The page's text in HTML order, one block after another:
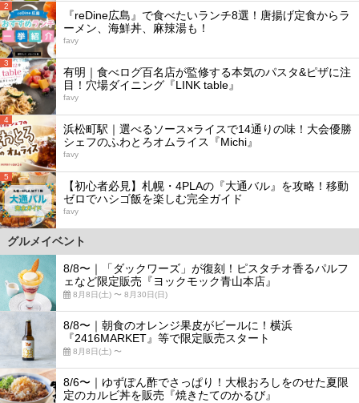
2
『reDine広島』で食べたいランチ8選！唐揚げ定食からラ
ーメン、海鮮丼、麻辣湯も！
favy
3
有明｜食べログ百名店が監修する本気のパスタ&ピザに注
目！穴場ダイニング『LINK table』
favy
4
浜松町駅｜選べるソース×ライスで14通りの味！大会優勝
シェフのふわとろオムライス『Michi』
favy
5
【初心者必見】札幌・4PLAの『大通バル』を攻略！移動
ゼロでハシゴ飯を楽しむ完全ガイド
favy
グルメイベント
8/8〜｜「ダックワーズ」が復刻！ピスタチオ香るパルフ
ェなど限定販売『ヨックモック青山本店』
8月8日(土) 〜 8月30日(日)
8/8〜｜朝食のオレンジ果皮がビールに！横浜
『2416MARKET』等で限定販売スタート
8月8日(土) 〜
8/6〜｜ゆずぽん酢でさっぱり！大根おろしをのせた夏限
定のカルビ丼を販売『焼きたてのかるび』